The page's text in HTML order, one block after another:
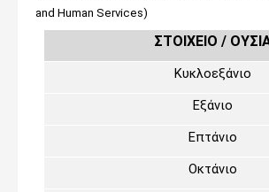
and Human Services)
ΣΤΟΙΧΕΙΟ /
Κυκλοεξάνιο
Εξάνιο
Επτάνιο
Οκτάνιο